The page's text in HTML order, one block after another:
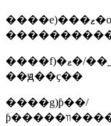
����e)���ޱ�о���ɷֺ�������ʶ��־
����f)�ޱ�/��˿��о���ɷֺ�������ʶ��־
��ԭ��ҫ��
����g)ƥ��/
ƥ�����װ�������������ȩ�������ɷֽⷼ�